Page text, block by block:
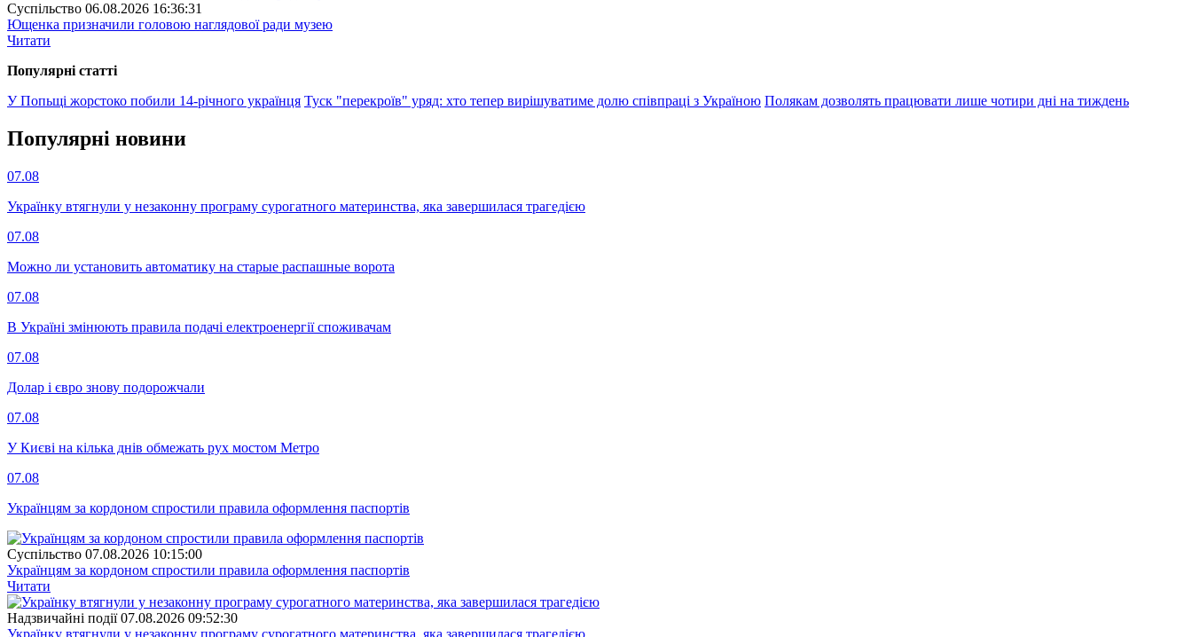
Суспiльство 06.08.2026 16:36:31
Ющенка призначили головою наглядової ради музею
Читати
Популярнi статтi
У Попьщі жорстоко побили 14-річного українця Туск "перекроїв" уряд: хто тепер вирішуватиме долю співпраці з Україною Полякам дозволять працювати лише чотири дні на тиждень
Популярнi новини
07.08
Українку втягнули у незаконну програму сурогатного материнства, яка завершилася трагедією
07.08
Можно ли установить автоматику на старые распашные ворота
07.08
В Україні змінюють правила подачі електроенергії споживачам
07.08
Долар і євро знову подорожчали
07.08
У Києві на кілька днів обмежать рух мостом Метро
07.08
Українцям за кордоном спростили правила оформлення паспортів
Суспiльство 07.08.2026 10:15:00
Українцям за кордоном спростили правила оформлення паспортів
Читати
Надзвичайні події 07.08.2026 09:52:30
Українку втягнули у незаконну програму сурогатного материнства, яка завершилася трагедією